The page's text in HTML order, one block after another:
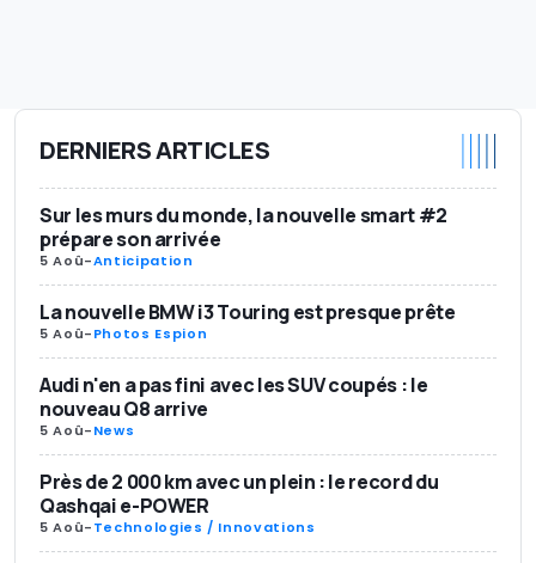
DERNIERS ARTICLES
Sur les murs du monde, la nouvelle smart #2
prépare son arrivée
5 Aoû-Anticipation
La nouvelle BMW i3 Touring est presque prête
5 Aoû-Photos Espion
Audi n'en a pas fini avec les SUV coupés : le
nouveau Q8 arrive
5 Aoû-News
Près de 2 000 km avec un plein : le record du
Qashqai e-POWER
5 Aoû-Technologies / Innovations